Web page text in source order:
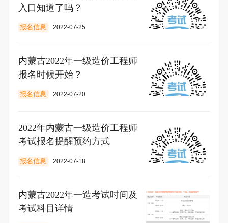
入口知道了吗？
报名信息 2022-07-25
内蒙古2022年一级造价工程师
报名时候开始？
报名信息 2022-07-20
2022年内蒙古一级造价工程师
考试报名提醒预约方式
报名信息 2022-07-18
内蒙古2022年一造考试时间及
考试科目详情